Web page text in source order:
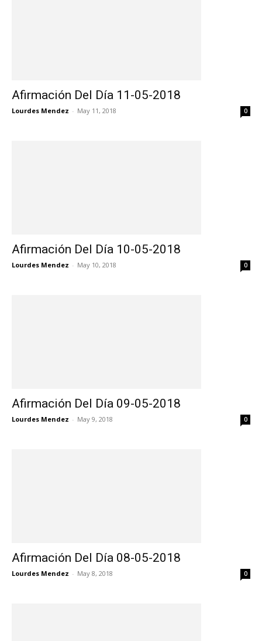
Afirmación Del Día 11-05-2018
Lourdes Mendez - May 11, 2018 0
Afirmación Del Día 10-05-2018
Lourdes Mendez - May 10, 2018 0
Afirmación Del Día 09-05-2018
Lourdes Mendez - May 9, 2018 0
Afirmación Del Día 08-05-2018
Lourdes Mendez - May 8, 2018 0